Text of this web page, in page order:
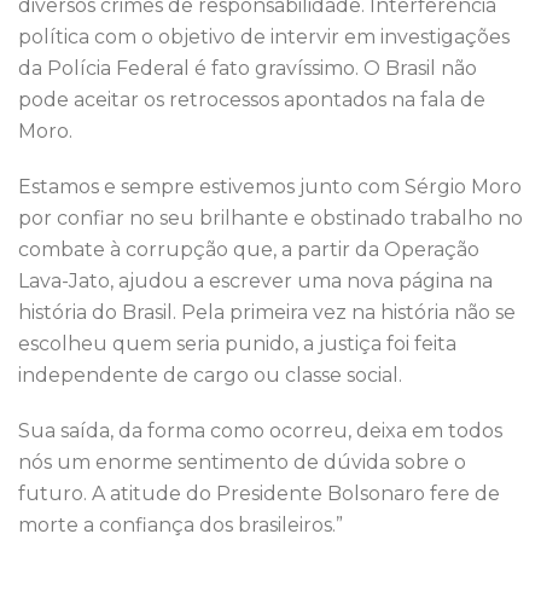
diversos crimes de responsabilidade. Interferência
política com o objetivo de intervir em investigações
da Polícia Federal é fato gravíssimo. O Brasil não
pode aceitar os retrocessos apontados na fala de
Moro.
Estamos e sempre estivemos junto com Sérgio Moro
por confiar no seu brilhante e obstinado trabalho no
combate à corrupção que, a partir da Operação
Lava-Jato, ajudou a escrever uma nova página na
história do Brasil. Pela primeira vez na história não se
escolheu quem seria punido, a justiça foi feita
independente de cargo ou classe social.
Sua saída, da forma como ocorreu, deixa em todos
nós um enorme sentimento de dúvida sobre o
futuro. A atitude do Presidente Bolsonaro fere de
morte a confiança dos brasileiros.”